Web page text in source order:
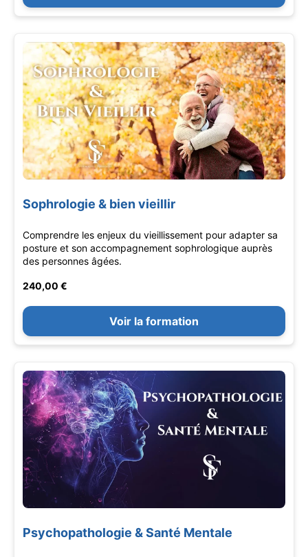
Sophrologie & bien vieillir
Comprendre les enjeux du vieillissement pour adapter sa
posture et son accompagnement sophrologique auprès
des personnes âgées.
240,00 €
Voir la formation
Psychopathologie & Santé Mentale